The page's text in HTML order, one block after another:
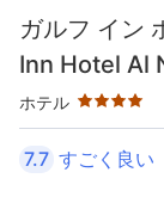
ガルフ イン
Inn Hotel Al
ホテル
星評価 4つ星
7.7 すごく良い